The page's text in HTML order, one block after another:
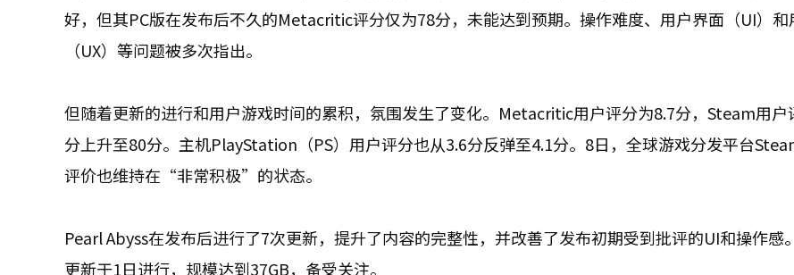
好，但其PC版在发布后不久的Metacritic评分仅为78分，未能达到预期。操作难度、用户界面（UI）和
（UX）等问题被多次指出。
但随着更新的进行和用户游戏时间的累积，氛围发生了变化。Metacritic用户评分为8.7分，Steam用户
分上升至80分。主机PlayStation（PS）用户评分也从3.6分反弹至4.1分。8日，全球游戏分发平台
评价也维持在“非常积极”的状态。
Pearl Abyss在发布后进行了7次更新，提升了内容的完整性，并改善了发布初期受到批评的UI和操作感
更新于1日进行，规模达到37GB，备受关注。